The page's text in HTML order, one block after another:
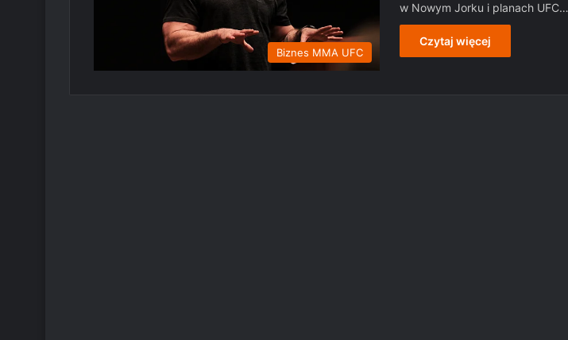
Biznes MMA UFC
w Nowym Jorku i planach UFC…
Czytaj więcej